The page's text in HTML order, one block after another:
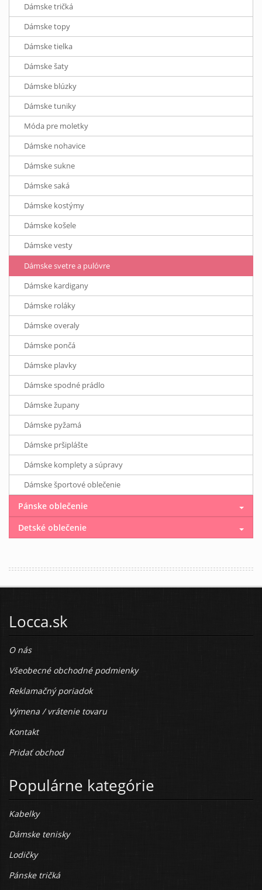
Dámske tričká
Dámske topy
Dámske tielka
Dámske šaty
Dámske blúzky
Dámske tuniky
Móda pre moletky
Dámske nohavice
Dámske sukne
Dámske saká
Dámske kostýmy
Dámske košele
Dámske vesty
Dámske svetre a pulóvre
Dámske kardigany
Dámske roláky
Dámske overaly
Dámske pončá
Dámske plavky
Dámske spodné prádlo
Dámske župany
Dámske pyžamá
Dámske pršiplášte
Dámske komplety a súpravy
Dámske športové oblečenie
Pánske oblečenie
Detské oblečenie
Locca.sk
O nás
Všeobecné obchodné podmienky
Reklamačný poriadok
Výmena / vrátenie tovaru
Kontakt
Pridať obchod
Populárne kategórie
Kabelky
Dámske tenisky
Lodičky
Pánske tričká